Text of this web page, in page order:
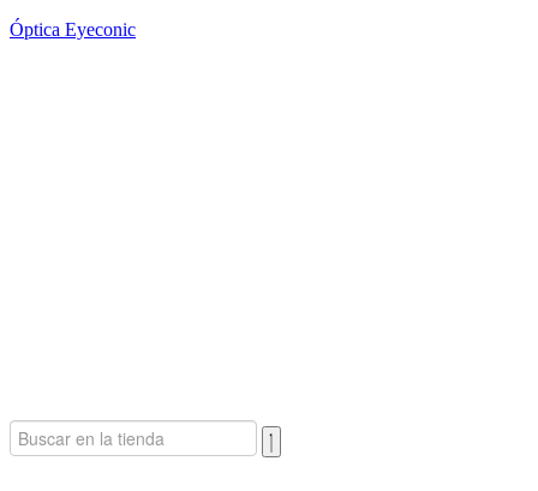
Óptica Eyeconic